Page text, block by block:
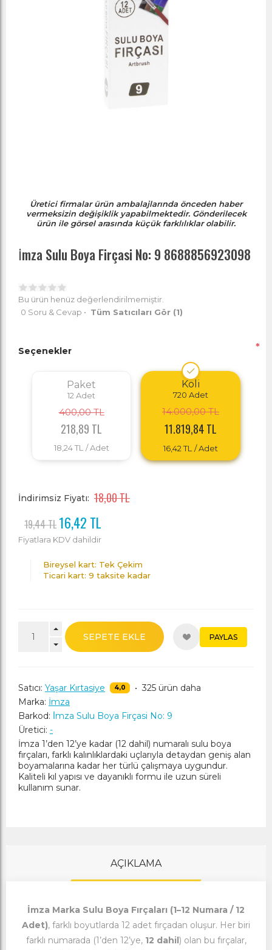
Üretici firmalar ürün ambalajlarında önceden haber
vermeksizin değişiklik yapabilmektedir. Gönderilecek
ürün ile görsel arasında küçük farklılıklar olabilir.
İ̇mza Sulu Boya Firçasi No: 9 8688856923098
Bu ürün henüz değerlendirilmemiştir.
0 Soru & Cevap • Tüm Satıcıları Gör (1)
Seçenekler *
Paket
12 Adet
400,00 TL
218,89 TL
18,24 TL / Adet
Koli
720 Adet
14.000,00 TL
11.819,84 TL
16,42 TL / Adet
İndirimsiz Fiyatı: 18,00 TL
19,44 TL 16,42 TL
Fiyatlara KDV dahildir
Bireysel kart: Tek Çekim
Ticari kart: 9 taksite kadar
SEPETE EKLE PAYLAS
Satıcı: Yaşar Kırtasiye 4,0 • 325 ürün daha
Marka: İmza
Barkod: İ̇mza Sulu Boya Firçasi No: 9
Üretici: -
İmza 1’den 12’ye kadar (12 dahil) numaralı sulu boya
fırçaları, farklı kalınlıklardaki uçlarıyla detaydan geniş alan
boyamalarına kadar her türlü çalışmaya uygundur.
Kaliteli kıl yapısı ve dayanıklı formu ile uzun süreli
kullanım sunar.
AÇIKLAMA
İmza Marka Sulu Boya Fırçaları (1–12 Numara / 12
Adet), farklı boyutlarda 12 adet fırçadan oluşur. Her biri
farklı numarada (1’den 12’ye, 12 dahil) olan bu fırçalar,